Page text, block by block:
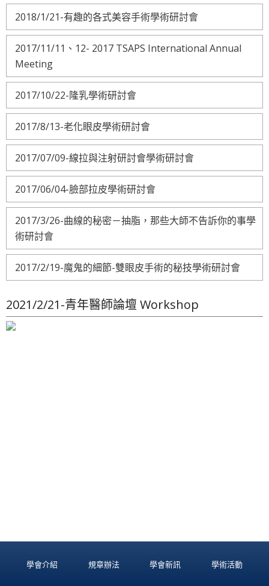
2018/1/21-有趣的各式美容手術學術研討會
2017/11/11、12- 2017 TSAPS International Annual
Meeting
2017/10/22-隆乳學術研討會
2017/8/13-老化眼皮學術研討會
2017/07/09-線拉與注射研討會學術研討會
2017/06/04-臉部拉皮學術研討會
2017/3/26-曲線的秘密－抽脂，那些大師不告訴你的事學
術研討會
2017/2/19-魔鬼的細節-雙眼皮手術的秘技學術研討會
2021/2/21-青年醫師論壇 Workshop
學會介紹 規章辦法 學會新訊 學術活動